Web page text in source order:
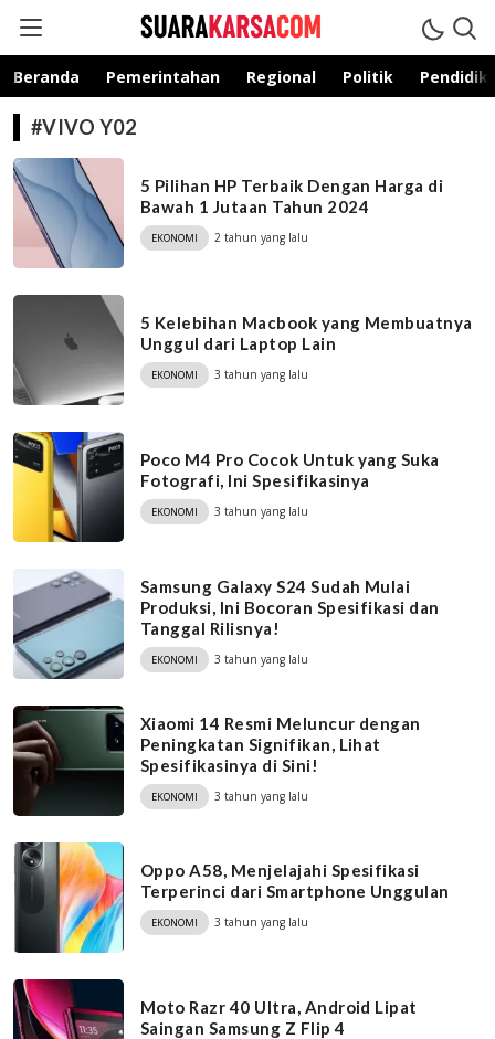
suarakarsa.com
Informasi terpercaya
Beranda Pemerintahan Regional Politik
#VIVO Y02
5 Pilihan HP Terbaik Dengan Harga di
Bawah 1 Jutaan Tahun 2024
EKONOMI 2 tahun yang lalu
5 Kelebihan Macbook yang Membuatnya
Unggul dari Laptop Lain
EKONOMI 3 tahun yang lalu
Poco M4 Pro Cocok Untuk yang Suka
Fotografi, Ini Spesifikasinya
EKONOMI 3 tahun yang lalu
Samsung Galaxy S24 Sudah Mulai
Produksi, Ini Bocoran Spesifikasi dan
Tanggal Rilisnya!
EKONOMI 3 tahun yang lalu
Xiaomi 14 Resmi Meluncur dengan
Peningkatan Signifikan, Lihat
Spesifikasinya di Sini!
EKONOMI 3 tahun yang lalu
Oppo A58, Menjelajahi Spesifikasi
Terperinci dari Smartphone Unggulan
EKONOMI 3 tahun yang lalu
Moto Razr 40 Ultra, Android Lipat
Saingan Samsung Z Flip 4